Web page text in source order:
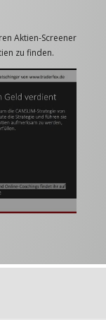
Aktien-Screener
zu finden.